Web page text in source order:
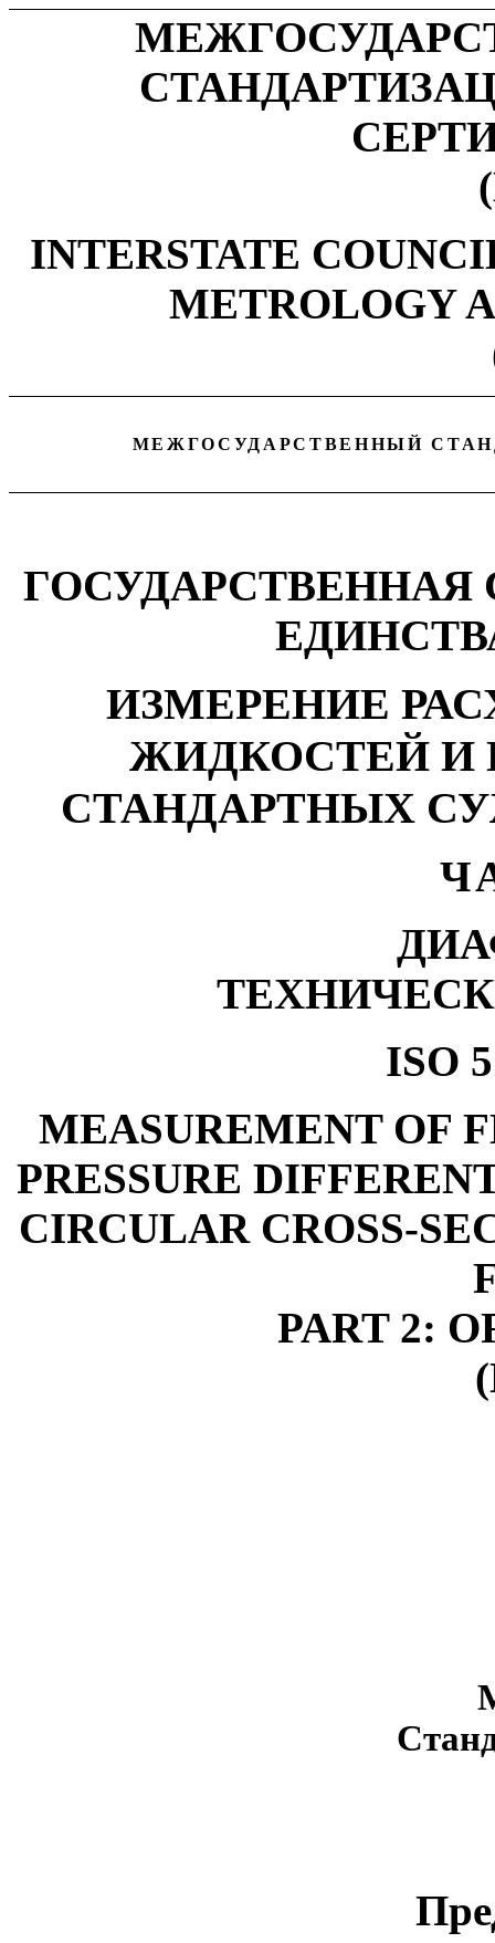
INTERSTATE
METROLOGY
МЕЖГОСУДАРСТВЕННЫЙ
Г
ИЗМЕРЕНИЕ
ЖИДКОСТЕЙ И
СТАНДАРТНЫХ
Ч
Д
ISO
MEASUREMENT OF
PRESSURE
CIRCULAR CROSS-
PART 2:
П